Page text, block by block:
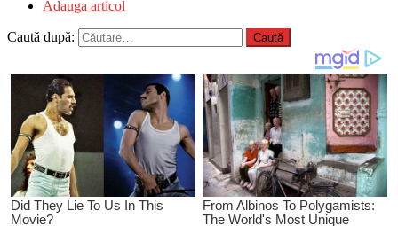
Adauga articol
Caută după: